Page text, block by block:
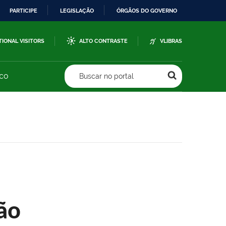
PARTICIPE LEGISLAÇÃO ÓRGÃOS DO GOVERNO
VISITORS ALTO CONTRASTE VLIBRAS
Buscar no portal